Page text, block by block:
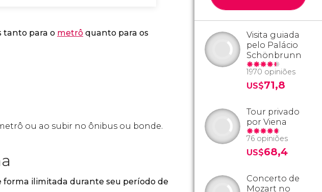
tanto para o metrô quanto para os
ou ao subir no ônibus ou bonde.
ilimitada durante seu período de
Visita guiada
pelo Palácio
Schönbrunn
1970 opiniões
US$71,8
Tour privado
por Viena
76 opiniões
US$68,4
Concerto de
Mozart no